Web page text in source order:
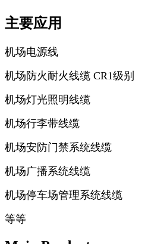
主要应用
机场电源线
机场防火耐火线缆 CR1级别
机场灯光照明线缆
机场行李带线缆
机场安防门禁系统线缆
机场广播系统线缆
机场停车场管理系统线缆
等等